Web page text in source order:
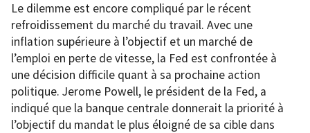
Le dilemme est encore compliqué par le récent
refroidissement du marché du travail. Avec une
inflation supérieure à l’objectif et un marché de
l’emploi en perte de vitesse, la Fed est confrontée à
une décision difficile quant à sa prochaine action
politique. Jerome Powell, le président de la Fed, a
indiqué que la banque centrale donnerait la priorité à
l’objectif du mandat le plus éloigné de sa cible dans